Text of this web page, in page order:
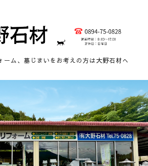
ーム、墓じまいをお考えの方は大野石材へ